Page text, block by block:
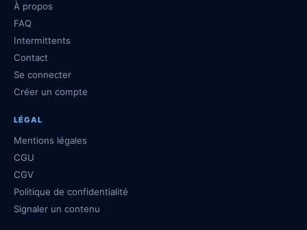
À propos
FAQ
Intermittents
Contact
Se connecter
Créer un compte
LÉGAL
Mentions légales
CGU
CGV
Politique de confidentialité
Signaler un contenu